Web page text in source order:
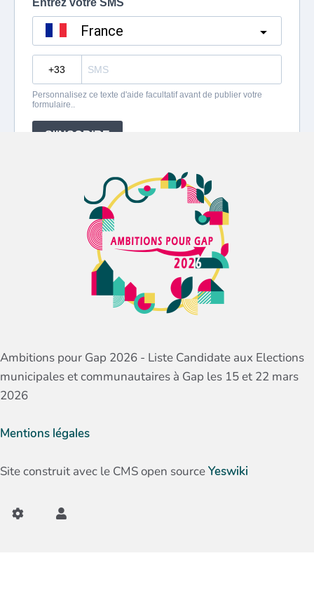
Ambitions pour Gap 2026 - Liste Candidate aux Elections
municipales et communautaires à Gap les 15 et 22 mars
2026
Mentions légales
Site construit avec le CMS open sourceYeswiki